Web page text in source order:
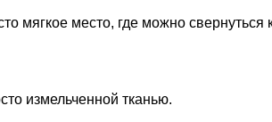
мягкое место, где можно свернуться
измельченной тканью.